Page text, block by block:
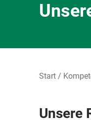
Start
Unsere